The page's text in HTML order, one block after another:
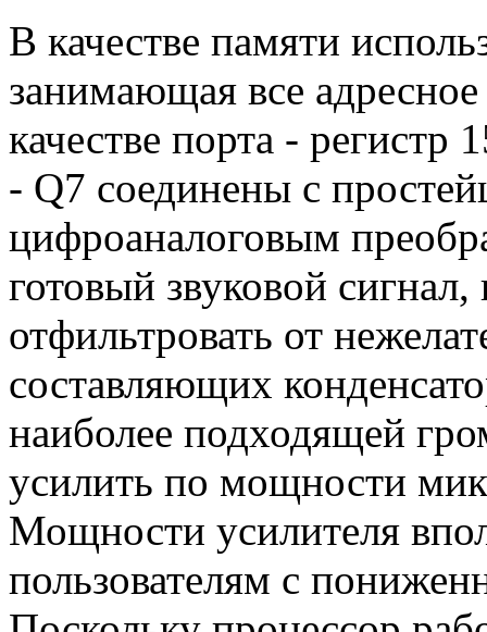
В качестве памяти
занимающая все
качестве порта -
- Q7 соединены с
цифроаналоговым
готовый звуковой
отфильтровать от
составляющих
наиболее подходящей
усилить по мощности
Мощности усилителя
пользователям с